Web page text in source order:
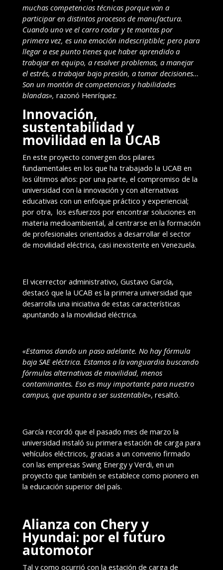
muchas competencias técnicas porque van a
participar en distintos procesos de manufactura.
Cuando uno ve el carro rodar y te montas por
primera vez, es una emoción indescriptible; pero para
llegar a ese punto tienes que haber aprendido a
trabajar en equipo, a resolver problemas, a manejar
el estrés, a trabajar bajo presión, a tomar decisiones…
Son un montón de competencias y habilidades
blandas», razonó Henríquez.
Innovación,
sustentabilidad y
movilidad en la UCAB
En este proyecto convergen dos pilares
fundamentales en los que ha trabajado la UCAB en
los últimos años: por una parte, el compromiso de la
universidad con la innovación y con alternativas
educativas con un enfoque práctico y experiencial;
por otra, los esfuerzos por encontrar soluciones en
materia medioambiental, al centrarse en la formación
de profesionales orientados a desarrollar el sector
de movilidad eléctrica, casi inexistente en Venezuela.
El vicerrector administrativo, Gustavo García,
destacó que la UCAB es la primera universidad que
desarrolla una iniciativa de estas características
apuntando a la movilidad eléctrica.
«Estamos dando un paso adelante. No hay fórmula
baja SAE eléctrica. Estamos a la vanguardia buscando
fórmulas alternativas de movilidad, menos
contaminantes. Eso es muy importante para nuestro
campus, que apunta a ser sustentable», resaltó.
García recordó que el pasado mes de marzo la
universidad instaló su primera estación de carga para
vehículos eléctricos, gracias a un convenio firmado
con las empresas Swing Energy y Verdi, en un
proyecto que también se establece como pionero en
la educación superior del país.
Alianza con Chery y
Hyundai: por el futuro
automotor
Tal y como ocurrió con la estación de carga de